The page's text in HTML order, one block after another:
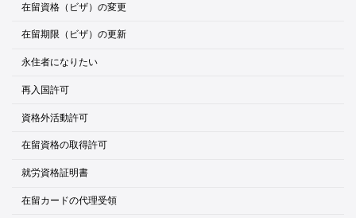
在留資格（ビザ）の変更
在留期限（ビザ）の更新
永住者になりたい
再入国許可
資格外活動許可
在留資格の取得許可
就労資格証明書
在留カードの代理受領